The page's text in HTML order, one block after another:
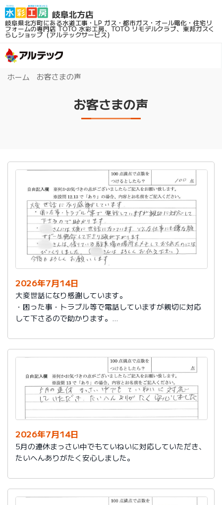
岐阜県北方町にある水道工事・LP ガス・都市ガス・オール電化・住宅リ
フォームの専門店TOTO 水彩工房、TOTO リモデルクラブ、東邦ガスく
らしショップ（アルテックサービス）
ホーム お客さまの声
お客さまの声
2026年7月14日
大変世話になり感謝しています。
・困った事・トラブル等で電話していますが親切に対応
して下さるので助かります。
にも嫌な顔せず一生懸命して下さり頭が下がります。
・社員さんは、借りている駐車場の場所をメモしておら
れたのにはびっくりしました。（社員さんはよろしくお
伝え下さい）
今後もよろしくお願いします。
2026年7月14日
5月の連休まっさい中でもていねいに対応していただき、
たいへんありがたく安心しました。